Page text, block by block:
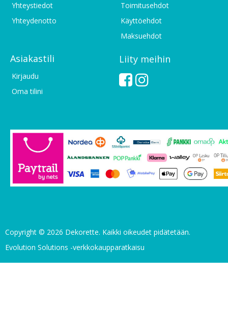
Yhteystiedot
Yhteydenotto
Toimitusehdot
Käyttöehdot
Maksuehdot
Asiakastili
Kirjaudu
Oma tilini
Liity meihin
Copyright © 2026 Dekorette. Kaikki oikeudet pidätetään.
Evolution Solutions -verkkokaupparatkaisu